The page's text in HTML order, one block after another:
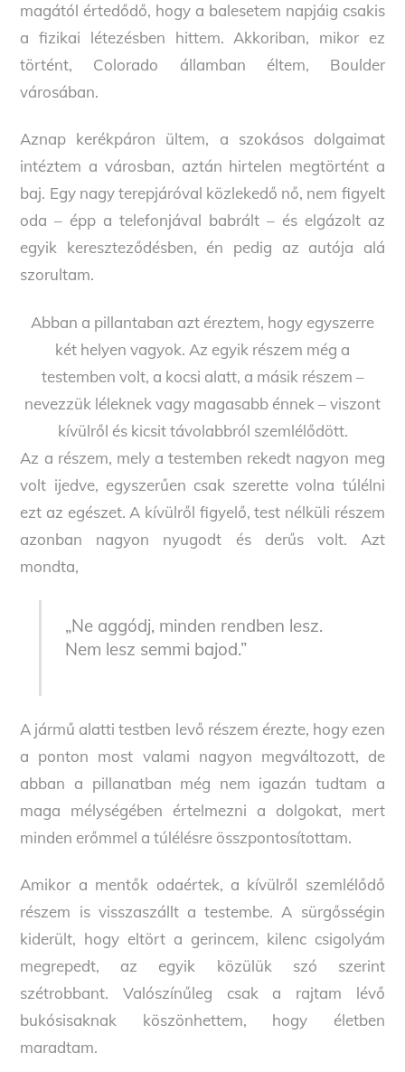
magától értedődő, hogy a balesetem napjáig csakis
a fizikai létezésben hittem. Akkoriban, mikor ez
történt, Colorado államban éltem, Boulder
városában.
Aznap kerékpáron ültem, a szokásos dolgaimat
intéztem a városban, aztán hirtelen megtörtént a
baj. Egy nagy terepjáróval közlekedő nő, nem figyelt
oda – épp a telefonjával babrált – és elgázolt az
egyik kereszteződésben, én pedig az autója alá
szorultam.
Abban a pillantaban azt éreztem, hogy egyszerre
két helyen vagyok. Az egyik részem még a
testemben volt, a kocsi alatt, a másik részem –
nevezzük léleknek vagy magasabb énnek – viszont
kívülről és kicsit távolabbról szemlélődött.
Az a részem, mely a testemben rekedt nagyon meg
volt ijedve, egyszerűen csak szerette volna túlélni
ezt az egészet. A kívülről figyelő, test nélküli részem
azonban nagyon nyugodt és derűs volt. Azt
mondta,
„Ne aggódj, minden rendben lesz.
Nem lesz semmi bajod.”
A jármű alatti testben levő részem érezte, hogy ezen
a ponton most valami nagyon megváltozott, de
abban a pillanatban még nem igazán tudtam a
maga mélységében értelmezni a dolgokat, mert
minden erőmmel a túlélésre összpontosítottam.
Amikor a mentők odaértek, a kívülről szemlélődő
részem is visszaszállt a testembe. A sürgősségin
kiderült, hogy eltört a gerincem, kilenc csigolyám
megrepedt, az egyik közülük szó szerint
szétrobbant. Valószínűleg csak a rajtam lévő
bukósisaknak köszönhettem, hogy életben
maradtam.